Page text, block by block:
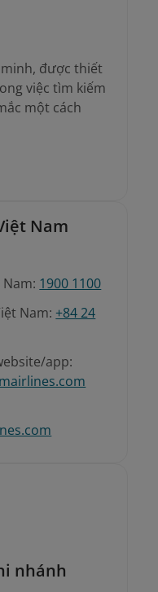
được thiết
việc tìm kiếm
một cách
Nam
1900 1100
Nam: +84 24
app:
nhánh